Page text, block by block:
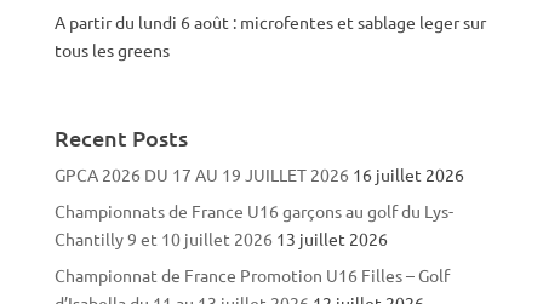
A partir du lundi 6 août : microfentes et sablage leger sur
tous les greens
Recent Posts
GPCA 2026 DU 17 AU 19 JUILLET 2026 16 juillet 2026
Championnats de France U16 garçons au golf du Lys-
Chantilly 9 et 10 juillet 2026 13 juillet 2026
Championnat de France Promotion U16 Filles – Golf